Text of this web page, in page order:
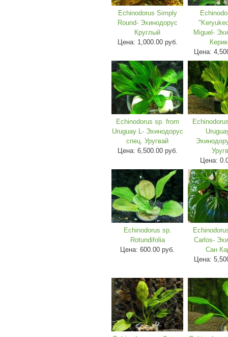
Echinodorus Simply
Round- Эхинодорус
Круглый
Цена: 1,000.00 руб.
Miguel-
Цена:
Echinodorus sp. from
Uruguay L- Эхинодорус
спец. Уругвай
Цена: 6,500.00 руб.
Цена:
Echinodorus sp.
Rotundifolia
Цена:600.00 руб.
Carlos-
Сан
Цена: